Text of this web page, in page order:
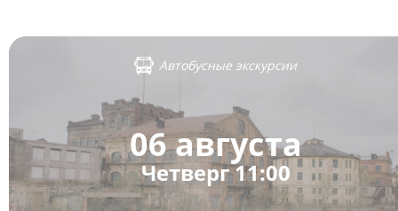
Автобусные экскурсии
06 августа
Четверг 11:00